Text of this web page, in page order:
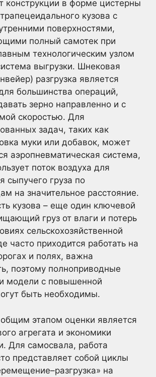
конструкции в форме цистерны
кузова с
поверхностями,
полный самотек при
технологическим узлом
выгрузки. Шнековая
разгрузка является
большинства операций,
зерно направленно и с
скоростью. Для
задач, таких как
муки или добавок, может
аэропневматическая система,
поток воздуха для
сыпучего груза по
на значительное расстояние.
кузова – еще один ключевой
груз от влаги и потерь
сельскохозяйственной
часто приходится работать на
и полях, важна
поэтому полноприводные
модели с повышенной
быть необходимы.
этапом оценки является
агрегата и экономики
Для самосвала, работа
представляет собой циклы
на